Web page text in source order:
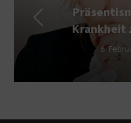
Präsentismus: Trotz
Krankheit zur Arbeit
6. Februar 2012